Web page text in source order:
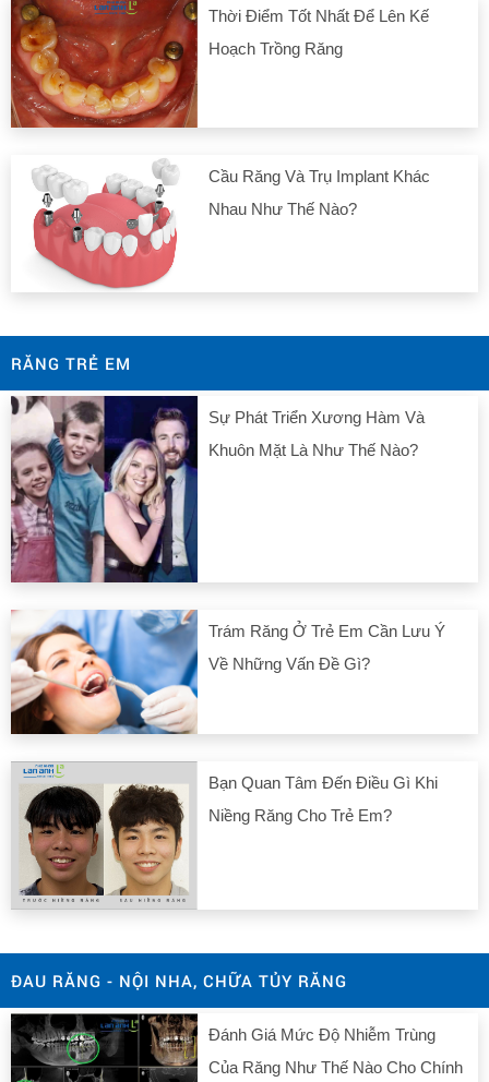
Thời Điểm Tốt Nhất Để Lên Kế
Hoạch Trồng Răng
Cầu Răng Và Trụ Implant Khác
Nhau Như Thế Nào?
RĂNG TRẺ EM
Sự Phát Triển Xương Hàm Và
Khuôn Mặt Là Như Thế Nào?
Trám Răng Ở Trẻ Em Cần Lưu Ý
Về Những Vấn Đề Gì?
Bạn Quan Tâm Đến Điều Gì Khi
Niềng Răng Cho Trẻ Em?
ĐAU RĂNG - NỘI NHA, CHỮA TỦY RĂNG
Đánh Giá Mức Độ Nhiễm Trùng
Của Răng Như Thế Nào Cho Chính